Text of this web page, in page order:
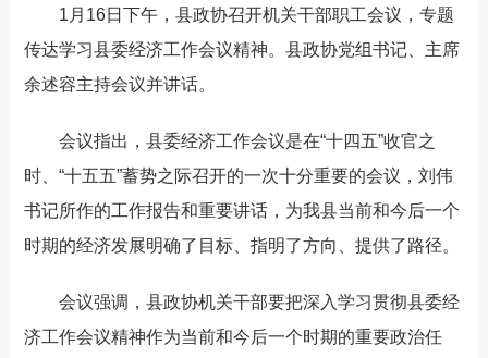
1月16日下午，县政协召开机关干部职工会议，专题
传达学习县委经济工作会议精神。县政协党组书记、主席
余述容主持会议并讲话。
会议指出，县委经济工作会议是在“十四五”收官之
时、“十五五”蓄势之际召开的一次十分重要的会议，刘伟
书记所作的工作报告和重要讲话，为我县当前和今后一个
时期的经济发展明确了目标、指明了方向、提供了路径。
会议强调，县政协机关干部要把深入学习贯彻县委经
济工作会议精神作为当前和今后一个时期的重要政治任